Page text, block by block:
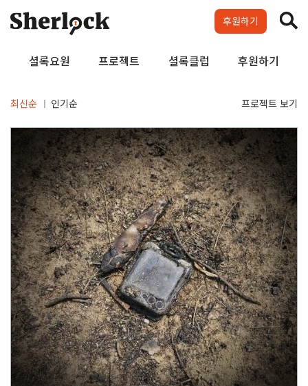
content
셜록요원 프로젝트 셜록클럽 후원하기
후원하기
최신순 인기순 프로젝트 보기